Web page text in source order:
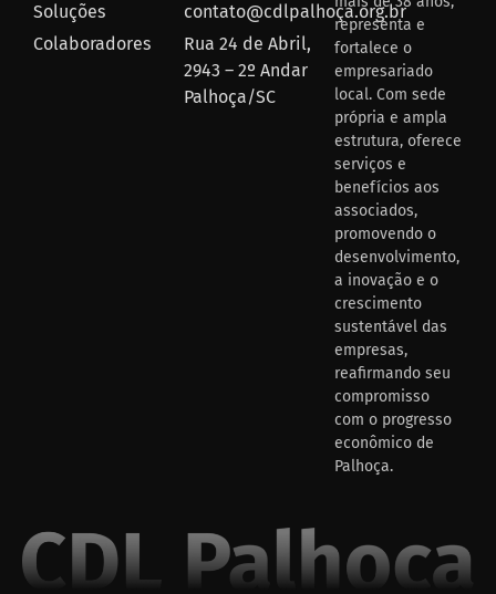
Soluções
Colaboradores
contato@cdlpalhoça.org.br
Rua 24 de Abril,
2943 – 2º Andar
Palhoça/SC
representa e
fortalece o
empresariado
local. Com sede
própria e ampla
estrutura, oferece
serviços e
benefícios aos
associados,
promovendo o
desenvolvimento,
a inovação e o
crescimento
sustentável das
empresas,
reafirmando seu
compromisso
com o progresso
econômico de
Palhoça.